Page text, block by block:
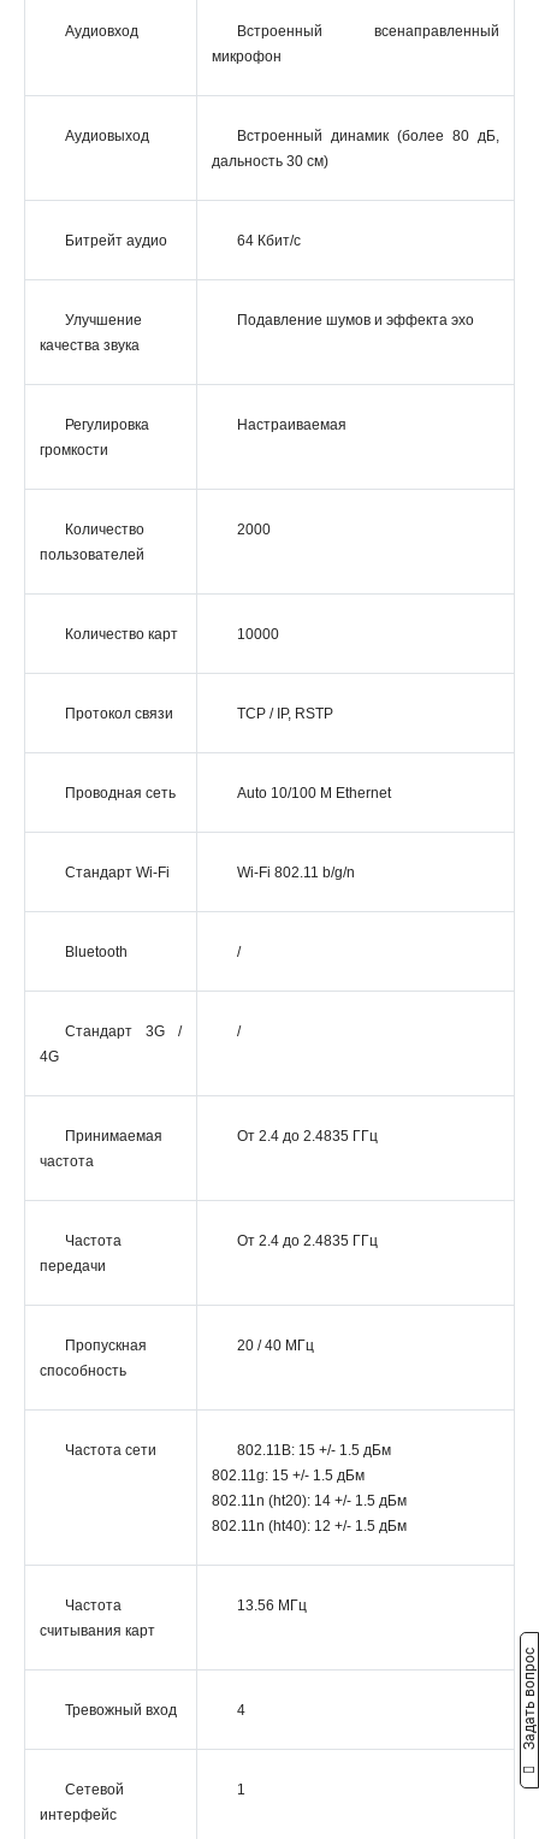
Аудиовход
Встроенный всенаправленный
микрофон
Аудиовыход
Встроенный динамик (более 80 дБ,
дальность 30 см)
Битрейт аудио 64 Кбит/с
Улучшение
качества звука
Подавление шумов и эффекта эхо
Регулировка
громкости
Настраиваемая
Количество
пользователей
2000
Количество карт 10000
Протокол связи TCP / IP, RSTP
Проводная сеть Auto 10/100 M Ethernet
Стандарт Wi-Fi Wi-Fi 802.11 b/g/n
Bluetooth /
Стандарт 3G /
4G
/
Принимаемая
частота
От 2.4 до 2.4835 ГГц
Частота
передачи
От 2.4 до 2.4835 ГГц
Пропускная
способность
20 / 40 МГц
Частота сети
802.11B: 15 +/- 1.5 дБм
802.11g: 15 +/- 1.5 дБм
802.11n (ht20): 14 +/- 1.5 дБм
802.11n (ht40): 12 +/- 1.5 дБм
Частота
считывания карт
13.56 МГц
Тревожный вход 4
Сетевой
интерфейс
1
Задать вопрос